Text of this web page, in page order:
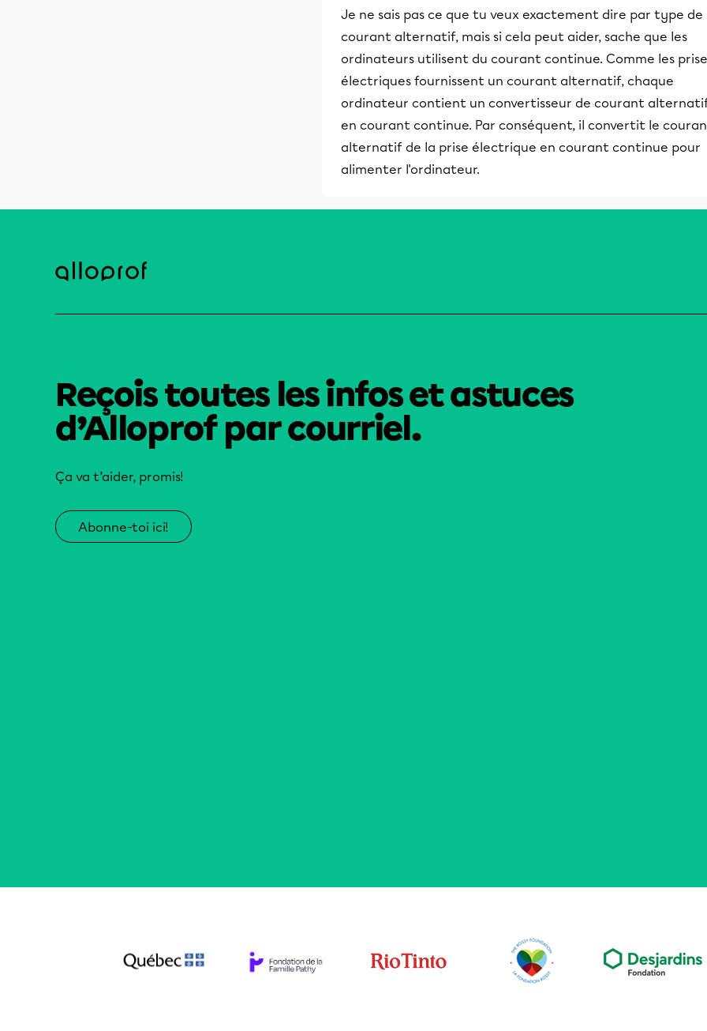
Je ne sais pas ce que tu veux exactement dire par type de
courant alternatif, mais si cela peut aider, sache que les
ordinateurs utilisent du courant continue. Comme les
électriques fournissent un courant alternatif, chaque
ordinateur contient un convertisseur de courant
en courant continue. Par conséquent, il convertit le
alternatif de la prise électrique en courant continue pour
alimenter l'ordinateur.
Reçois toutes les infos et astuces
d’Alloprof par courriel.
Ça va t’aider, promis!
Abonne-toi ici!